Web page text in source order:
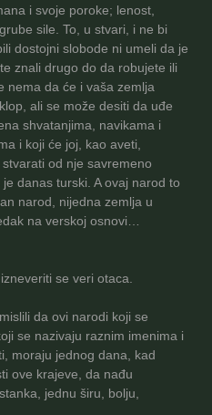
i svoje poroke; lenost,
sile. To, u stvari, i ne bi
dostojni slobode ni umeli da je
znali drugo do da robujete ili
nema da će i vaša zemlja
ali se može desiti da uđe
shvatanjima, navikama i
i koji će joj, kao aveti,
od nje savremeno
danas turski. A ovaj narod to
narod, nijedna zemlja u
na verskoj osnovi…
se veri otaca.
da ovi narodi koji se
se nazivaju raznim imenima i
moraju jednog dana, kad
ove krajeve, da nađu
jednu širu, bolju,